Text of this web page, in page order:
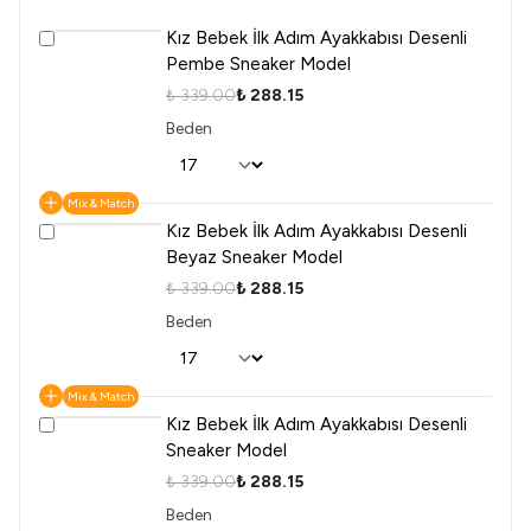
Kız Bebek İlk Adım Ayakkabısı Desenli
Pembe Sneaker Model
₺ 339.00₺ 288.15
Beden
Mix & Match
Kız Bebek İlk Adım Ayakkabısı Desenli
Beyaz Sneaker Model
₺ 339.00₺ 288.15
Beden
Mix & Match
Kız Bebek İlk Adım Ayakkabısı Desenli
Sneaker Model
₺ 339.00₺ 288.15
Beden